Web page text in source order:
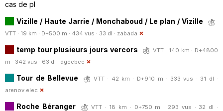
cas de pl
Vizille / Haute Jarrie / Monchaboud / Le plan / Vizille
VTT · 19 km · D+500 m · 434 vus · 33 dl · zabada
temp tour plusieurs jours vercors
VTT · 140 km · D+4800
m · 342 vus · 63 dl · dgeebee
Tour de Bellevue
VTT · 42 km · D+910 m · 333 vus · 31 dl ·
arenov.elec
Roche Béranger
VTT · 18 km · D+750 m · 293 vus · 32 dl ·